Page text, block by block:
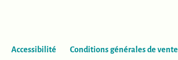
Accessibilité Conditions générales de vente